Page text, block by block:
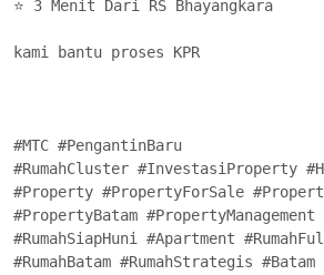
⭐ 3 Menit Dari RS Bhayangkara
kami bantu proses KPR
#MTC #PengantinBaru
#RumahCluster #InvestasiProperty
#Property #PropertyForSale
#PropertyBatam #PropertyManagement
#RumahSiapHuni #Apartment
#RumahBatam #RumahStrategis #Batam